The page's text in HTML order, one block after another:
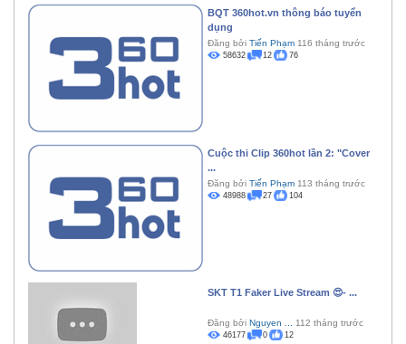
BQT 360hot.vn thông báo tuyển
dụng
Đăng bởi Tiến Phạm 116 tháng trước
58632 12 76
Cuộc thi Clip 360hot lần 2: "Cover
...
Đăng bởi Tiến Phạm 113 tháng trước
48988 27 104
SKT T1 Faker Live Stream 😍- ...
Đăng bởi Nguyen ... 112 tháng trước
46177 0 12